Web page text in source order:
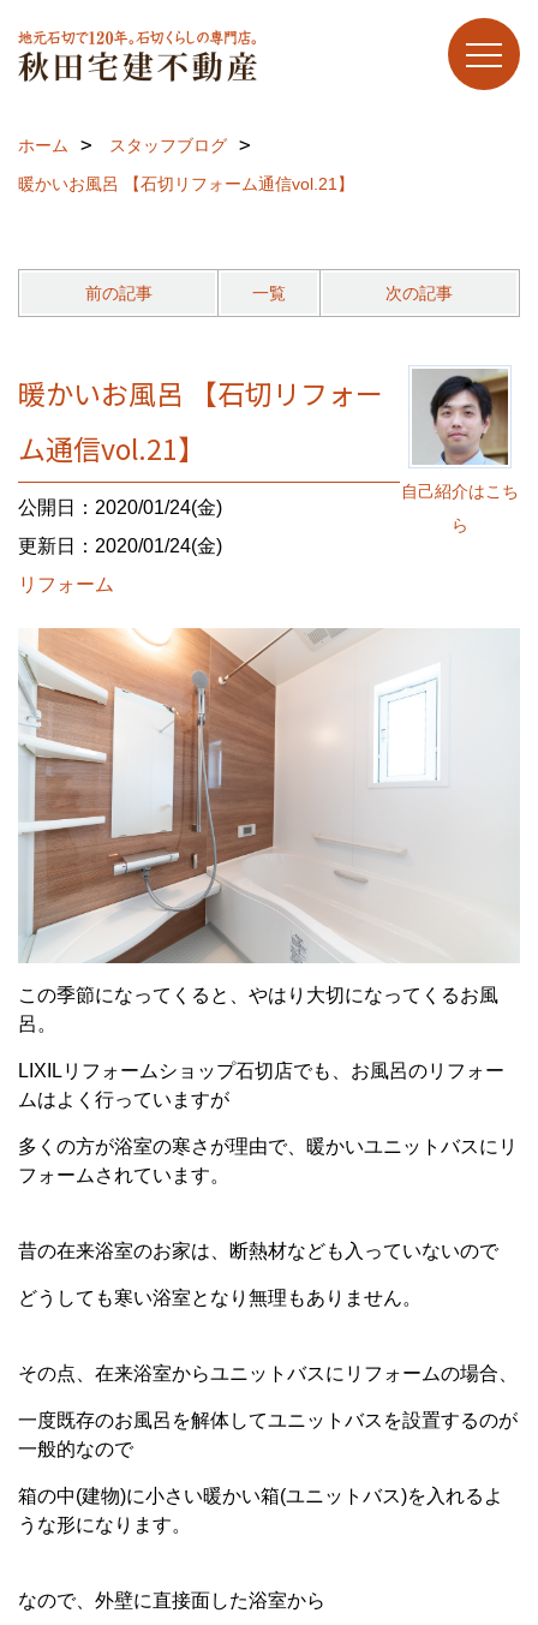
ホーム
スタッフブログ
暖かいお風呂 【石切リフォーム通信vol.21】
前の記事 一覧 次の記事
自己紹介はこち
ら
暖かいお風呂 【石切リフォー
ム通信vol.21】
公開日：2020/01/24(金)
更新日：2020/01/24(金)
リフォーム
この季節になってくると、やはり大切になってくるお風
呂。
LIXILリフォームショップ石切店でも、お風呂のリフォー
ムはよく行っていますが
多くの方が浴室の寒さが理由で、暖かいユニットバスにリ
フォームされています。
昔の在来浴室のお家は、断熱材なども入っていないので
どうしても寒い浴室となり無理もありません。
その点、在来浴室からユニットバスにリフォームの場合、
一度既存のお風呂を解体してユニットバスを設置するのが
一般的なので
箱の中(建物)に小さい暖かい箱(ユニットバス)を入れるよ
うな形になります。
なので、外壁に直接面した浴室から